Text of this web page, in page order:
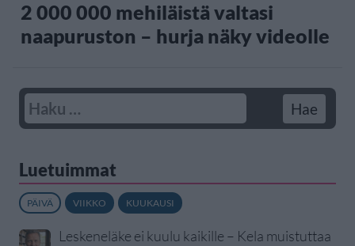
2 000 000 mehiläistä valtasi
naapuruston – hurja näky videolle
Luetuimmat
PÄIVÄ VIIKKO KUUKAUSI
Leskeneläke ei kuulu kaikille – Kela muistuttaa